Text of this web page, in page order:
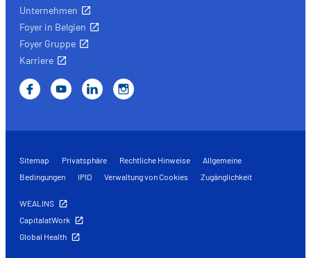
Unternehmen
Foyer in Belgien
Foyer Gruppe
Karriere
Sitemap Privatsphäre Rechtliche Hinweise
Allgemeine
Bedingungen
IPID Verwaltung von Cookies Zugänglichkeit
WEALINS
CapitalatWork
Global Health